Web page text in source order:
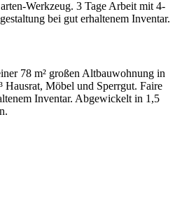
Werkzeug. 3 Tage Arbeit mit 4-
bei gut erhaltenem Inventar.
78 m² großen Altbauwohnung in
Hausrat, Möbel und Sperrgut. Faire
Inventar. Abgewickelt in 1,5